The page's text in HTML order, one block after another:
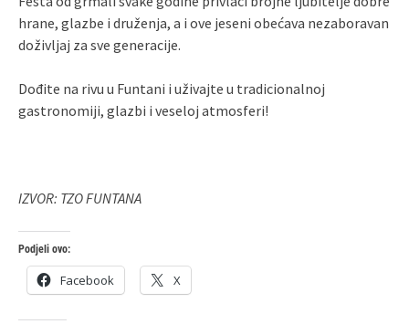
hrane, glazbe i druženja, a i ove jeseni obećava nezaboravan
doživljaj za sve generacije.
Dođite na rivu u Funtani i uživajte u tradicionalnoj
gastronomiji, glazbi i veseloj atmosferi!
IZVOR: TZO FUNTANA
Podjeli ovo:
Facebook X